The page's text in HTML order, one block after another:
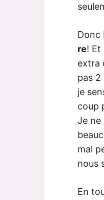
Donc
re! Et
extra
pas 2
je
coup
Je ne
mal
nous
En